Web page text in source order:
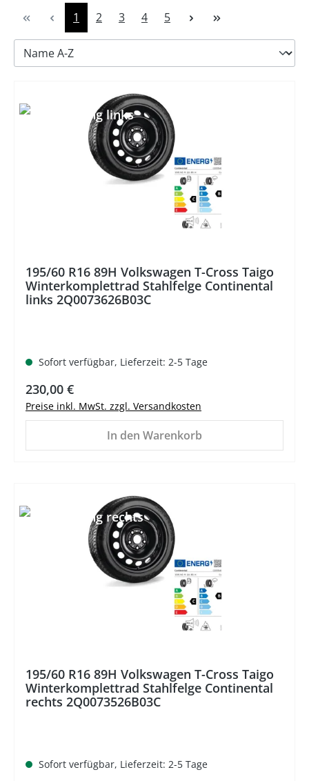
Seite
1 Seite
2 Seite
3 Seite
4 Seite
5
195/60 R16 89H Volkswagen T-Cross Taigo
Winterkomplettrad Stahlfelge Continental
links 2Q0073626B03C
Sofort verfügbar, Lieferzeit: 2-5 Tage
Regulärer Preis:
230,00 €
Preise inkl. MwSt. zzgl. Versandkosten
In den Warenkorb
195/60 R16 89H Volkswagen T-Cross Taigo
Winterkomplettrad Stahlfelge Continental
rechts 2Q0073526B03C
Sofort verfügbar, Lieferzeit: 2-5 Tage